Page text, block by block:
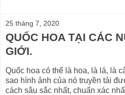
25 tháng 7, 2020
QUỐC HOA TẠI CÁC
GIỚI.
Quốc hoa có thể là hoa, là lá, là
sao hình ảnh của nó truyền tải
cách sâu sắc nhất, chuẩn xác